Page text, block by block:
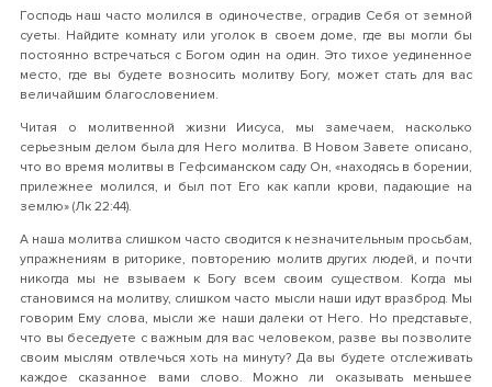
Господь наш часто молился в одиночестве, оградив Себя от земной
суеты. Найдите комнату или уголок в своем доме, где вы могли бы
постоянно встречаться с Богом один на один. Это тихое уединенное
место, где вы будете возносить молитву Богу, может стать для вас
величайшим благословением.
Читая о молитвенной жизни Иисуса, мы замечаем, насколько
серьезным делом была для Него молитва. В Новом Завете описано,
что во время молитвы в Гефсиманском саду Он, «находясь в борении,
прилежнее молился, и был пот Его как капли крови, падающие на
землю» (Лк 22:44).
А наша молитва слишком часто сводится к незначительным просьбам,
упражнениям в риторике, повторению молитв других людей, и почти
никогда мы не взываем к Богу всем своим существом. Когда мы
становимся на молитву, слишком часто мысли наши идут вразброд. Мы
говорим Ему слова, мысли же наши далеки от Него. Но представьте,
что вы беседуете с важным для вас человеком, разве вы позволите
своим мыслям отвлечься хоть на минуту? Да вы будете отслеживать
каждое сказанное вами слово. Можно ли оказывать меньшее